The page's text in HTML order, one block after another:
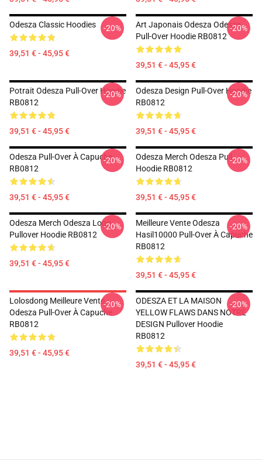
Odesza Classic Hoodies
39,51 € - 45,95 €
-20%
Art Japonais Odesza Odesza
Pull-Over Hoodie RB0812
39,51 € - 45,95 €
-20%
Potrait Odesza Pull-Over Hoodie
RB0812
39,51 € - 45,95 €
-20%
Odesza Design Pull-Over Hoodie
RB0812
39,51 € - 45,95 €
-20%
Odesza Pull-Over À Capuche
RB0812
39,51 € - 45,95 €
-20%
Odesza Merch Odesza Pull
Hoodie RB0812
39,51 € - 45,95 €
-20%
Odesza Merch Odesza Logo
Pullover Hoodie RB0812
39,51 € - 45,95 €
-20%
Meilleure Vente Odesza
Hasil10000 Pull-Over À Capuche
RB0812
39,51 € - 45,95 €
-20%
Lolosdong Meilleure Vente
Odesza Pull-Over À Capuche
RB0812
39,51 € - 45,95 €
-20%
ODESZA ET LA MAISON
YELLOW FLAWS DANS NOTRE
DESIGN Pullover Hoodie
RB0812
39,51 € - 45,95 €
-20%